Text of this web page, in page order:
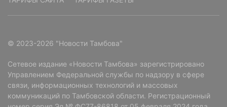
© 2023-2026 "Новости Тамбова"
Сетевое издание «Новости Тамбова» зарегистрировано
Управлением Федеральной службы по надзору в сфере
связи, информационных технологий и массовых
коммуникаций по Тамбовской области. Регистрационный